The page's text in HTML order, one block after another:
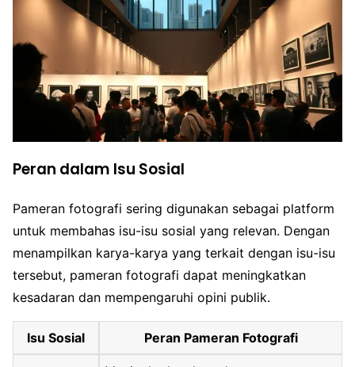
Peran dalam Isu Sosial
Pameran fotografi sering digunakan sebagai platform
untuk membahas isu-isu sosial yang relevan. Dengan
menampilkan karya-karya yang terkait dengan isu-isu
tersebut, pameran fotografi dapat meningkatkan
kesadaran dan mempengaruhi opini publik.
Isu Sosial Peran Pameran Fotografi